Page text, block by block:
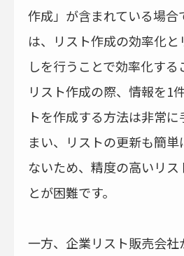
作成」が含まれている場合
は、リスト作成の効率化
しを行うことで効率化する
リスト作成の際、情報を1
トを作成する方法は非常
まい、リストの更新も簡
ないため、精度の高いリス
とが困難です。
一方、企業リスト販売会社